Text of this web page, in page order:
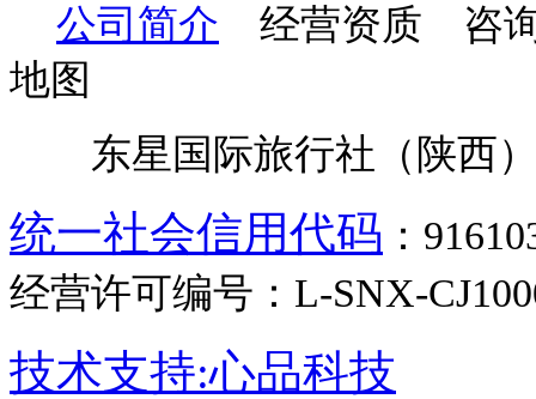
公司简介 经营资质 咨
地图
东星国际旅行社（陕西）
统一社会信用代码 ：
经营许可编号：L-SNX-
技术支持:心品科技